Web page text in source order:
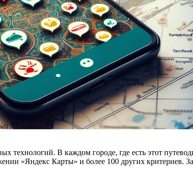
В каждом городе, где есть этот
«Яндекс Карты» и более 100 других критериев.